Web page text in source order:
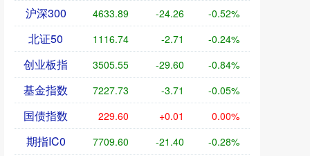
沪深300 4633.80 -24.35 -0.52%
北证50 1117.09 -2.37 -0.21%
创业板指 3505.32 -29.82 -0.84%
基金指数 7227.73 -3.71 -0.05%
国债指数 229.60 +0.01 0.00%
期指IC0 7709.00 -22.00 -0.28%